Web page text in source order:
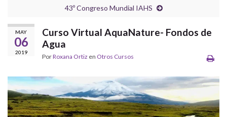
43º Congreso Mundial IAHS
MAY
06
2019
Curso Virtual AquaNature- Fondos de
Agua
PorRoxana Ortiz en Otros Cursos